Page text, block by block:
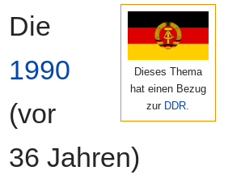
Dieses Thema
hat einen Bezug
zur DDR
Die
1990
(vor
36 Jahren)